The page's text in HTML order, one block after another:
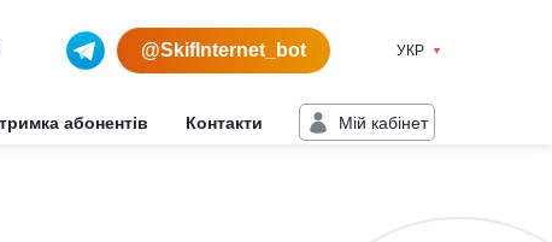
@SkifInternet_bot УКР
абонентів Контакти Мiй кабiнет